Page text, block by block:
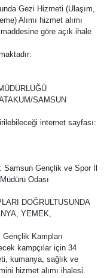
Gezi Hizmeti (Ulaşım,
Alımı hizmet alımı
göre açık ihale
SAMSUN
internet sayfası:
Samsun Gençlik ve Spor İl
Odası
DOĞRULTUSUNDA
YEMEK,
Gençlik Kampları
kampçılar için 34
kumanya, sağlık ve
hizmet alımı ihalesi.